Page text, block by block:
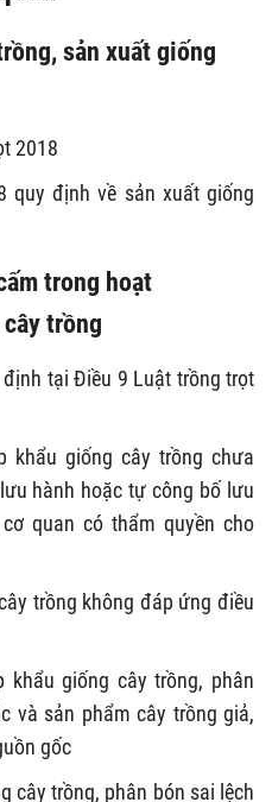
sản xuất giống
2018
quy định về sản xuất giống
trong hoạt
trồng
tại Điều 9 Luật trồng trọt
khẩu giống cây trồng chưa
hành hoặc tự công bố lưu
quan có thẩm quyền cho
trồng không đáp ứng điều
khẩu giống cây trồng, phân
và sản phẩm cây trồng giả,
gốc
cây trồng, phân bón sai lệch